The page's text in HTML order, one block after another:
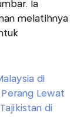
Ia
melatihnya
di
Perang Lewat
di